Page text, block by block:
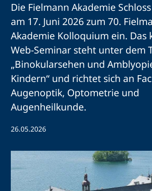
Die Fielmann Akademie
am 17. Juni 2026 zum 70.
Akademie Kolloquium ein. Das
Web-Seminar steht unter dem
„Binokularsehen und
Kindern“ und richtet sich an
Augenoptik, Optometrie und
Augenheilkunde.
26.05.2026